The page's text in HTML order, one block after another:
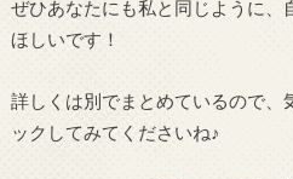
ぜひあなたにも私と同じように、
ほしいです！
詳しくは別でまとめているので、
ックしてみてくださいね♪